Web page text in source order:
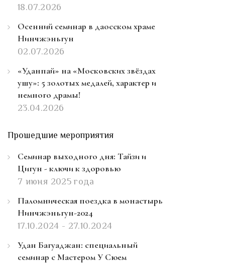
18.07.2026
Осенний семинар в даосском храме
Нинчжэньгун
02.07.2026
«Уданпай» на «Московских звёздах
ушу»: 5 золотых медалей, характер и
немного драмы!
23.04.2026
Прошедшие мероприятия
Семинар выходного дня: Тайзи и
Цигун - ключи к здоровью
7 июня 2025 года
Паломническая поездка в монастырь
Нинчжэньгун-2024
17.10.2024 - 27.10.2024
Удан Багуаджан: специальный
семинар с Мастером У Сюем